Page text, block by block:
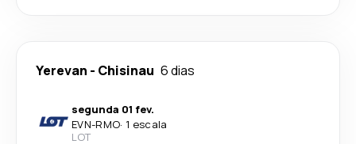
Yerevan - Chisinau 6 dias
segunda 01 fev.
EVN-RMO· 1 escala
LOT